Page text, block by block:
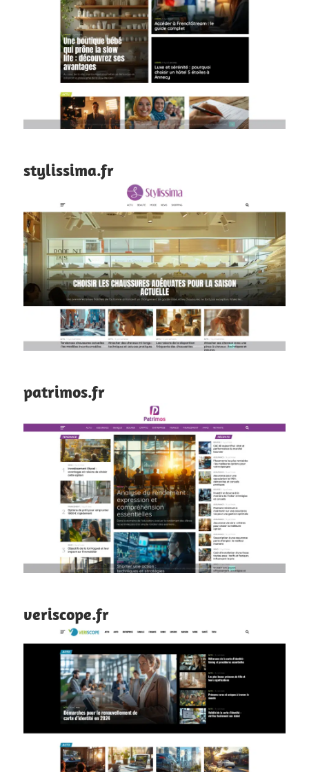
stylissima.fr
patrimos.fr
veriscope.fr